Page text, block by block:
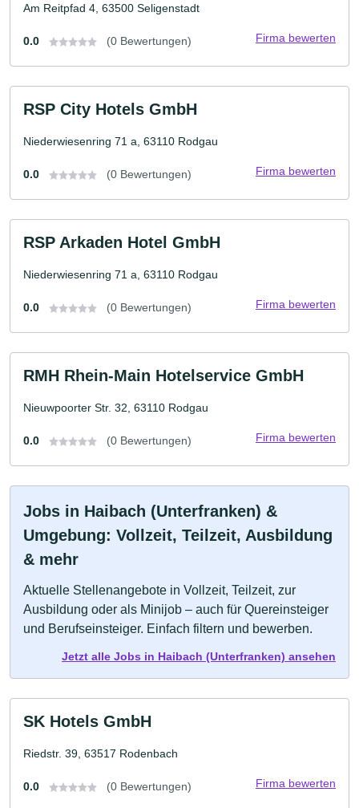
Am Reitpfad 4, 63500 Seligenstadt
0.0 (0 Bewertungen) Firma bewerten
RSP City Hotels GmbH
Niederwiesenring 71 a, 63110 Rodgau
0.0 (0 Bewertungen) Firma bewerten
RSP Arkaden Hotel GmbH
Niederwiesenring 71 a, 63110 Rodgau
0.0 (0 Bewertungen) Firma bewerten
RMH Rhein-Main Hotelservice GmbH
Nieuwpoorter Str. 32, 63110 Rodgau
0.0 (0 Bewertungen) Firma bewerten
Jobs in Haibach (Unterfranken) &
Umgebung: Vollzeit, Teilzeit, Ausbildung
& mehr
Aktuelle Stellenangebote in Vollzeit, Teilzeit, zur
Ausbildung oder als Minijob – auch für Quereinsteiger
und Berufseinsteiger. Einfach filtern und bewerben.
Jetzt alle Jobs in Haibach (Unterfranken) ansehen
SK Hotels GmbH
Riedstr. 39, 63517 Rodenbach
0.0 (0 Bewertungen) Firma bewerten